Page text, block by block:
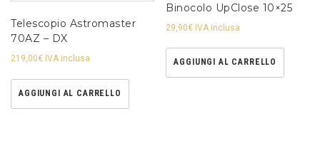
Telescopio Astromaster
70AZ – DX
219,00€ IVA inclusa
AGGIUNGI AL CARRELLO
Binocolo UpClose 10×25
29,90€ IVA inclusa
AGGIUNGI AL CARRELLO